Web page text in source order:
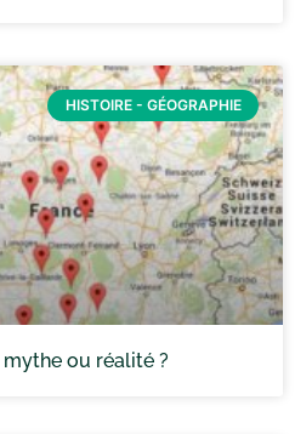
HISTOIRE - GÉOGRAPHIE
ou réalité ?